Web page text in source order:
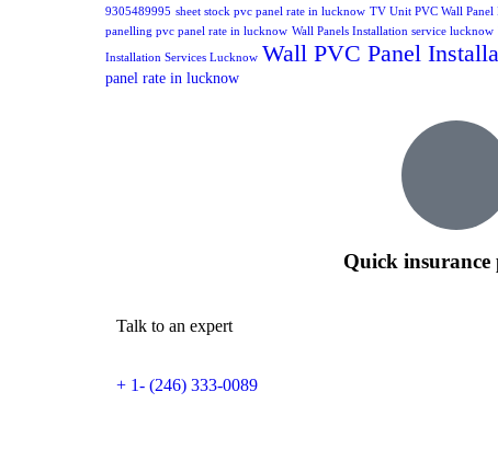
9305489995 sheet stock pvc panel rate in lucknow TV Unit PVC Wall Panel
panelling pvc panel rate in lucknow Wall Panels Installation service lucknow
Installation Services Lucknow Wall PVC Panel
panel rate in lucknow
Quick insurance
Talk to an expert
+ 1- (246) 333-0089